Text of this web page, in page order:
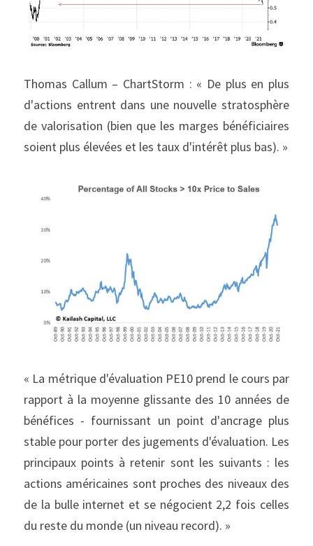
Thomas Callum – ChartStorm : « De plus en plus
d'actions entrent dans une nouvelle stratosphère
de valorisation (bien que les marges bénéficiaires
soient plus élevées et les taux d'intérêt plus bas). »
« La métrique d'évaluation PE10 prend le cours par
rapport à la moyenne glissante des 10 années de
bénéfices - fournissant un point d'ancrage plus
stable pour porter des jugements d'évaluation. Les
principaux points à retenir sont les suivants : les
actions américaines sont proches des niveaux des
de la bulle internet et se négocient 2,2 fois celles
du reste du monde (un niveau record). »